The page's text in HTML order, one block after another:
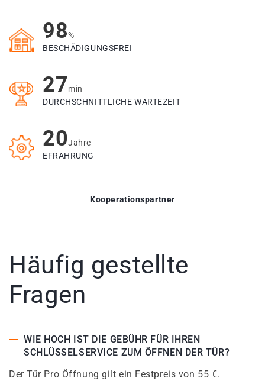
98%
BESCHÄDIGUNGSFREI
27min
DURCHSCHNITTLICHE WARTEZEIT
20Jahre
EFRAHRUNG
Kooperationspartner
Häufig gestellte
Fragen
WIE HOCH IST DIE GEBÜHR FÜR IHREN
SCHLÜSSELSERVICE ZUM ÖFFNEN DER TÜR?
Der Tür Pro Öffnung gilt ein Festpreis von 55 €.